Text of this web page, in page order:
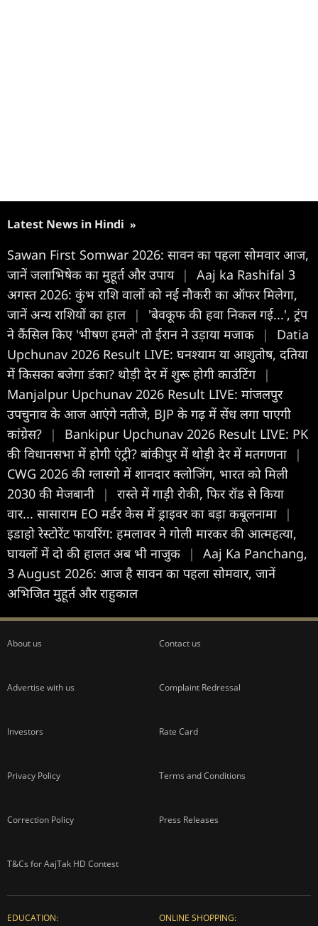
Latest News in Hindi »
Sawan First Somwar 2026: सावन का पहला सोमवार आज,
जानें जलाभिषेक का मुहूर्त और उपाय |
Aaj ka Rashifal 3
अगस्त 2026: कुंभ राशि वालों को नई नौकरी का ऑफर मिलेगा,
जानें अन्य राशियों का हाल |
'बेवकूफ की हवा निकल गई...', ट्रंप
ने कैंसिल किए 'भीषण हमले' तो ईरान ने उड़ाया मजाक
|
Datia
Upchunav 2026 Result LIVE: घनश्याम या आशुतोष, दतिया
में किसका बजेगा डंका? थोड़ी देर में शुरू होगी काउंटिंग |
Manjalpur Upchunav 2026 Result LIVE: मांजलपुर
उपचुनाव के आज आएंगे नतीजे, BJP के गढ़ में सेंध लगा पाएगी
कांग्रेस?
|
Bankipur Upchunav 2026 Result LIVE: PK
की विधानसभा में होगी एंट्री? बांकीपुर में थोड़ी देर में मतगणना
|
CWG 2026 की ग्लास्गो में शानदार क्लोजिंग, भारत को मिली
2030 की मेजबानी
|
रास्ते में गाड़ी रोकी, फिर रॉड से किया
वार... सासाराम EO मर्डर केस में ड्राइवर का बड़ा कबूलनामा
|
इडाहो रेस्टोरेंट फायरिंग: हमलावर ने गोली मारकर की आत्महत्या,
घायलों में दो की हालत अब भी नाजुक
|
Aaj Ka Panchang,
3 August 2026: आज है सावन का पहला सोमवार, जानें
अभिजित मुहूर्त और राहुकाल
About us Contact us
Advertise with us Complaint Redressal
Investors Rate Card
Privacy Policy Terms and Conditions
Correction Policy Press Releases
T&Cs for AajTak HD Contest
EDUCATION: ONLINE SHOPPING: